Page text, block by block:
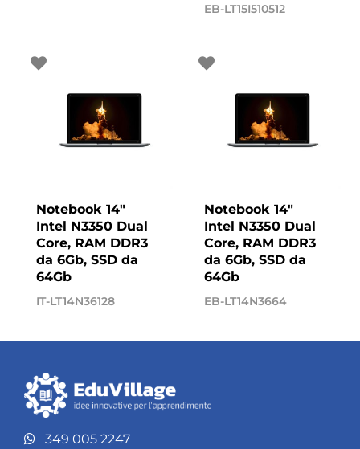
EB-LT15I510512
Notebook 14"
Intel N3350 Dual
Core, RAM DDR3
da 6Gb, SSD da
64Gb
IT-LT14N36128
Notebook 14"
Intel N3350 Dual
Core, RAM DDR3
da 6Gb, SSD da
64Gb
EB-LT14N3664
349 005 2247